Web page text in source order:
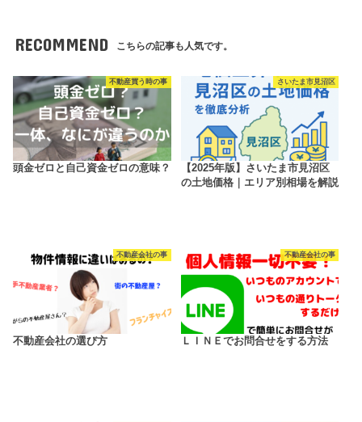
RECOMMEND こちらの記事も人気です。
不動産買う時の事
頭金ゼロと自己資金ゼロの意味？
さいたま市見沼区
【2025年版】さいたま市見沼区
の土地価格｜エリア別相場を解説
不動産会社の事
不動産会社の選び方
不動産会社の事
ＬＩＮＥでお問合せをする方法